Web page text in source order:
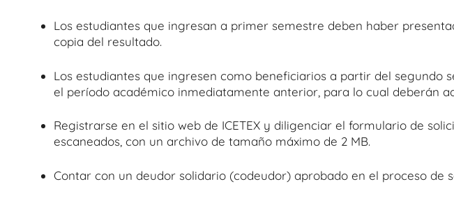
Los estudiantes que ingresan a primer semestre deben haber
copia del resultado.
Los estudiantes que ingresen como beneficiarios a partir del segundo
el período académico inmediatamente anterior, para lo cual deberán
Registrarse en el sitio web de ICETEX y diligenciar el formulario de
escaneados, con un archivo de tamaño máximo de 2 MB.
Contar con un deudor solidario (codeudor) aprobado en el proceso de